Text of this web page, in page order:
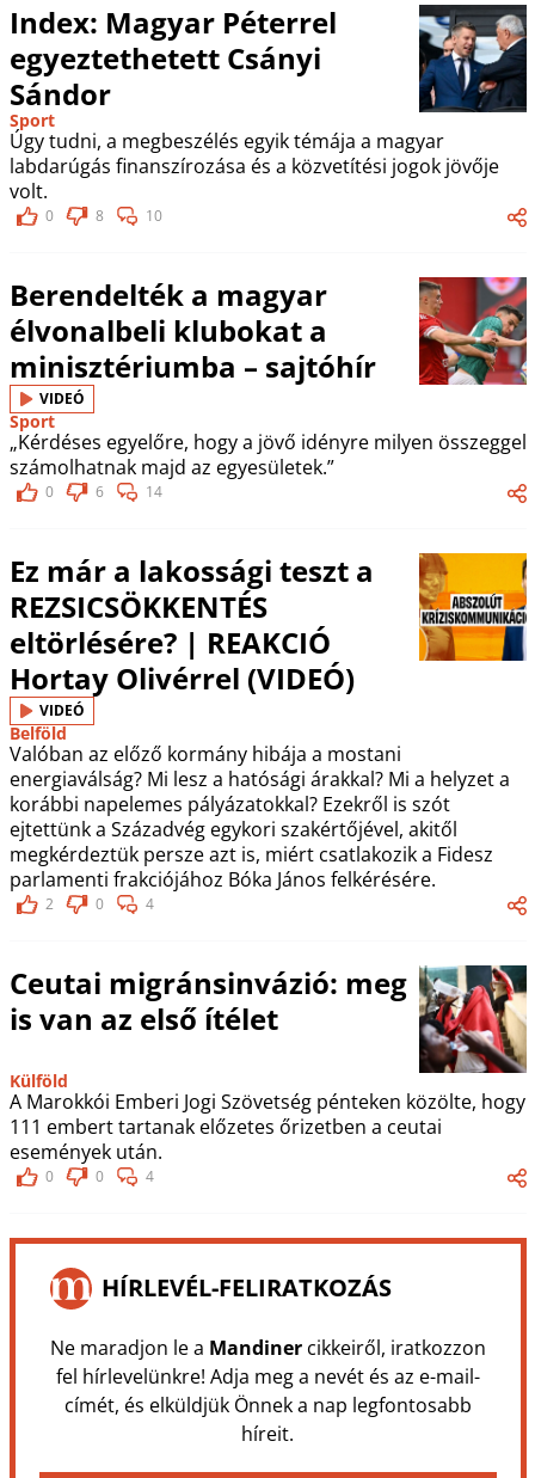
Index: Magyar Péterrel
egyeztethetett Csányi
Sándor
Sport
Úgy tudni, a megbeszélés egyik témája a magyar
labdarúgás finanszírozása és a közvetítési jogok jövője
volt.
0 8 10
Berendelték a magyar
élvonalbeli klubokat a
minisztériumba – sajtóhír
VIDEÓ
Sport
„Kérdéses egyelőre, hogy a jövő idényre milyen összeggel
számolhatnak majd az egyesületek.”
0 6 14
Ez már a lakossági teszt a
REZSICSÖKKENTÉS
eltörlésére? | REAKCIÓ
Hortay Olivérrel (VIDEÓ)
VIDEÓ
Belföld
Valóban az előző kormány hibája a mostani
energiaválság? Mi lesz a hatósági árakkal? Mi a helyzet a
korábbi napelemes pályázatokkal? Ezekről is szót
ejtettünk a Századvég egykori szakértőjével, akitől
megkérdeztük persze azt is, miért csatlakozik a Fidesz
parlamenti frakciójához Bóka János felkérésére.
2 0 4
Ceutai migránsinvázió: meg
is van az első ítélet
Külföld
A Marokkói Emberi Jogi Szövetség pénteken közölte, hogy
111 embert tartanak előzetes őrizetben a ceutai
események után.
0 0 4
HÍRLEVÉL-FELIRATKOZÁS
Ne maradjon le a Mandinercikkeiről, iratkozzon
fel hírlevelünkre! Adja meg a nevét és az e-mail-
címét, és elküldjük Önnek a nap legfontosabb
híreit.